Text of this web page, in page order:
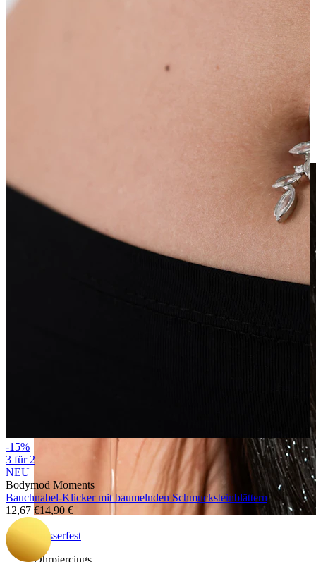
Wasserfest
Ohrpiercings
-15%
3 für 2
NEU
Bodymod Moments
Bauchnabel-Klicker mit baumelnden Schmucksteinblättern
12,67 €14,90 €